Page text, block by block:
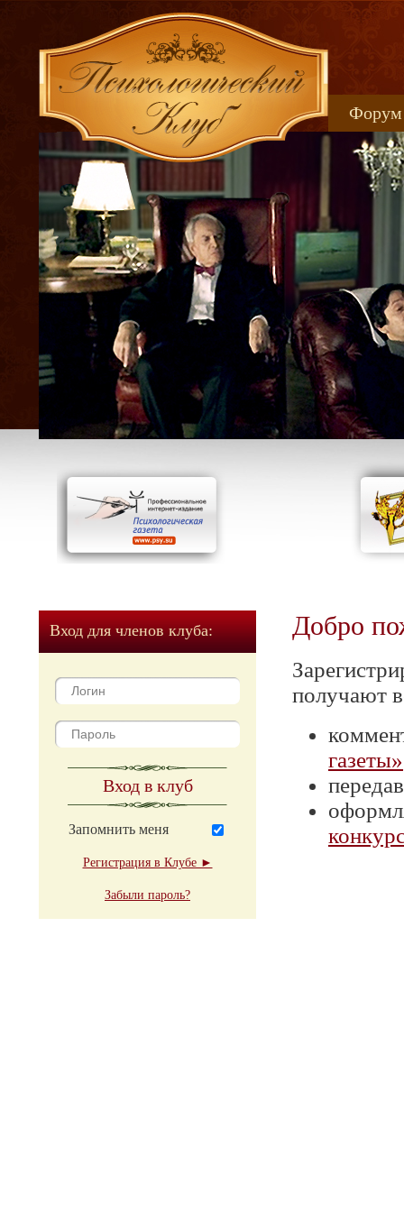
Форум
Вход для членов клуба:
Вход в клуб
Запомнить меня
Регистрация в Клубе ►
Забыли пароль?
Добро
получают
газеты»